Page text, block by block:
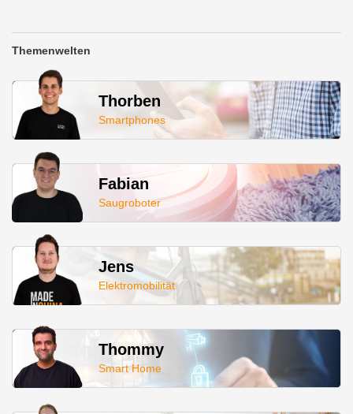
Themenwelten
Thorben
Smartphones
Fabian
Saugroboter
Jens
Elektromobilität
Thommy
Smart Home